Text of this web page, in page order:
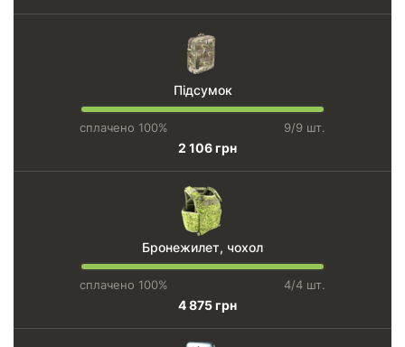
Підсумок
сплачено 100% 9/9 шт.
2 106 грн
Бронежилет, чохол
сплачено 100% 4/4 шт.
4 875 грн